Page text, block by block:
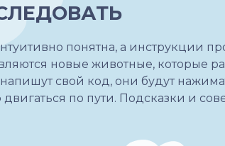
понятна, а инструкции
новые животные, которые
свой код, они будут
двигаться по пути. Подсказки и